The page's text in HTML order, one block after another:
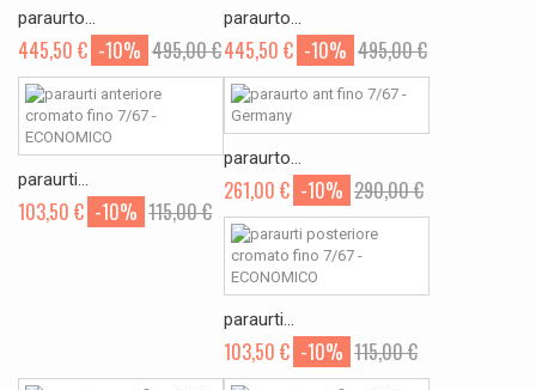
paraurto...
445,50 € -10% 495,00 €
paraurto...
445,50 € -10% 495,00 €
paraurti...
103,50 € -10% 115,00 €
paraurto...
261,00 € -10% 290,00 €
paraurti...
103,50 € -10% 115,00 €